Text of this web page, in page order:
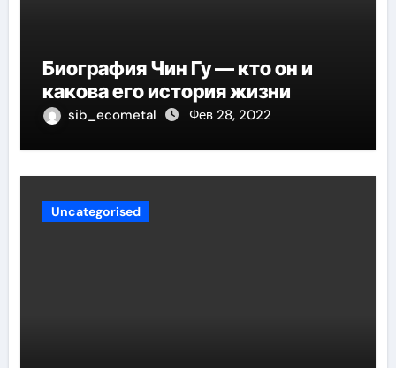
Биография Чин Гу — кто он и
какова его история жизни
sib_ecometal Фев 28, 2022
Uncategorised